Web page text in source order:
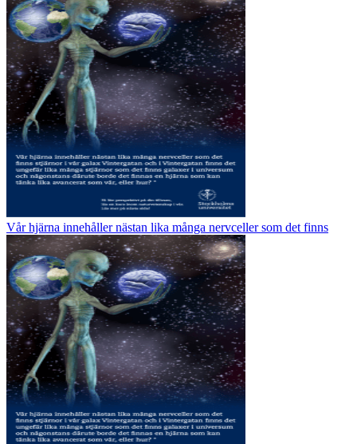
Vår hjärna innehåller nästan lika många nervceller som det finns